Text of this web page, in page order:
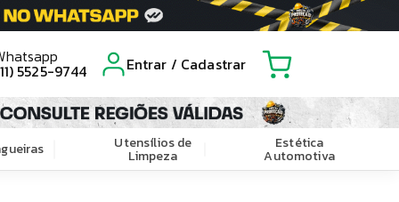
5525-9744 Entrar / Cadastrar
Utensílios de
Limpeza
Estética
Automotiva